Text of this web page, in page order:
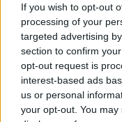
If you wish to opt-out
processing of your
targeted advertising
section to confirm
opt-out request is
interest-based ads
us or personal
your opt-out. You
Il est également
des objets plus
fruits secs, des
selfaites maison,